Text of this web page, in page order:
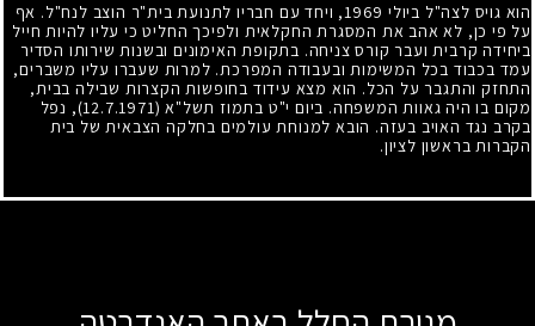
הוא גויס לצה"ל ביולי 1969, ויחד עם חבריו לתנועת בית"ר הוצב לנח"ל. אף
על פי כן, לא אהב את המסגרת החקלאית ולפיכך החליט כי עליו להיות חייל
ביחידה קרבית ועבר קורס צניחה. בתקופת האימונים ובשנות שירותו הסדיר
עמד בכבוד בכל המשימות ובעבודה המפרכת. למרות שעברו עליו משברים,
התחזק והתגבר על הכל. הוא מצא עידוד בחופשות הקצרות שבילה בבית,
מקום בו היה גאוות המשפחה. ביום י"ט בתמוז תשל"א (12.7.1971)
, נפל
בקרב נגד האויב בעזה. הובא למנוחת עולמים בחלקה הצבאית של בית
הקברות בראשון לציון.